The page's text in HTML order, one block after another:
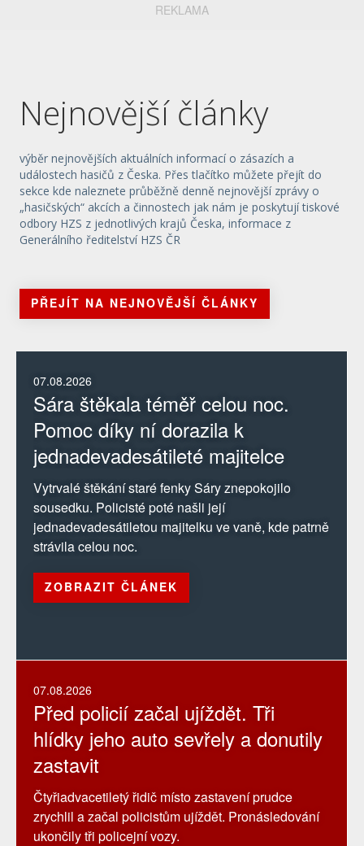
REKLAMA
Nejnovější články
výběr nejnovějších aktuálních informací o zásazích a
událostech hasičů z Česka. Přes tlačítko můžete přejít do
sekce kde naleznete průběžně denně nejnovější zprávy o
„hasičských“ akcích a činnostech jak nám je poskytují tiskové
odbory HZS z jednotlivých krajů Česka, informace z
Generálního ředitelství HZS ČR
PŘEJÍT NA NEJNOVĚJŠÍ ČLÁNKY
07.08.2026
Sára štěkala téměř celou noc.
Pomoc díky ní dorazila k
jednadevadesátileté majitelce
Vytrvalé štěkání staré fenky Sáry znepokojilo
sousedku. Policisté poté našli její
jednadevadesátiletou majitelku ve vaně, kde patrně
strávila celou noc.
ZOBRAZIT ČLÁNEK
07.08.2026
Před policií začal ujíždět. Tři
hlídky jeho auto sevřely a donutily
zastavit
Čtyřiadvacetiletý řidič místo zastavení prudce
zrychlil a začal policistům ujíždět. Pronásledování
ukončily tři policejní vozy.